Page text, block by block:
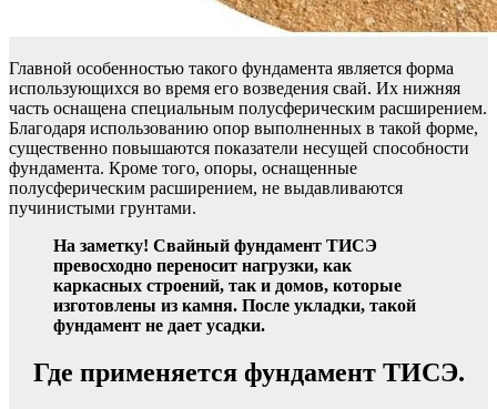
Главной особенностью такого фундамента является форма
использующихся во время его возведения свай. Их нижняя
часть оснащена специальным полусферическим расширением.
Благодаря использованию опор выполненных в такой форме,
существенно повышаются показатели несущей способности
фундамента. Кроме того, опоры, оснащенные
полусферическим расширением, не выдавливаются
пучинистыми грунтами.
На заметку! Свайный фундамент ТИСЭ
превосходно переносит нагрузки, как
каркасных строений, так и домов, которые
изготовлены из камня. После укладки, такой
фундамент не дает усадки.
Где применяется фундамент ТИСЭ.